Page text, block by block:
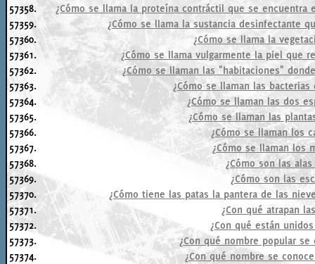
57358.
¿Cómo se llama la proteína contráctil que se
57359.
¿Cómo se llama la sustancia desinfectante
57360.
¿Cómo se llama la
57361.
¿Cómo se llama vulgarmente la piel que
57362.
¿Cómo se llaman las "habitaciones"
57363.
¿Cómo se llaman las
57364.
¿Cómo se llaman las dos
57365.
¿Cómo se llaman las
57366.
¿Cómo se llaman los
57367.
¿Cómo se llaman los
57368.
¿Cómo son las
57369.
¿Cómo son las
57370.
¿Cómo tiene las patas la pantera de las
57371.
¿Con qué atrapan
57372.
¿Con qué están
57373.
¿Con qué nombre popular
57374.
¿Con qué nombre se